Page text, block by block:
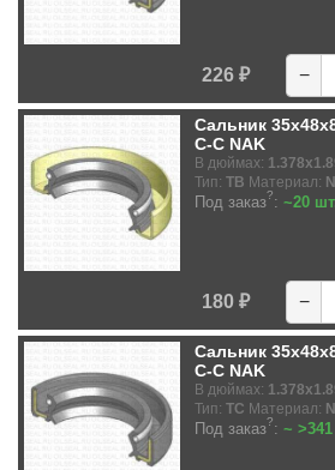
226 ₽ −
Сальник
C-C NAK
В дюймах:
Тип: TB Материал:
Под заказ?: ~20
180 ₽ −
Сальник
C-C NAK
В дюймах:
Тип: TC Материал:
Под заказ?: ~